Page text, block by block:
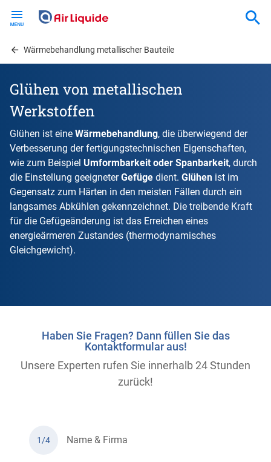
contentWärmebehandlung metallischer Bauteile
Glühen von metallischen
Werkstoffen
Glühen ist eine Wärmebehandlung, die überwiegend der
Verbesserung der fertigungstechnischen Eigenschaften,
wie zum Beispiel Umformbarkeit oder Spanbarkeit, durch
die Einstellung geeigneterGefüge dient. Glühen ist im
Gegensatz zum Härten in den meisten Fällen durch ein
langsames Abkühlen gekennzeichnet. Die treibende Kraft
für die Gefügeänderung ist das Erreichen eines
energieärmeren Zustandes (thermodynamisches
Gleichgewicht).
Haben Sie Fragen? Dann füllen Sie das
Kontaktformular aus!
Unsere Experten rufen Sie innerhalb 24 Stunden
zurück!
1/4 Name & Firma